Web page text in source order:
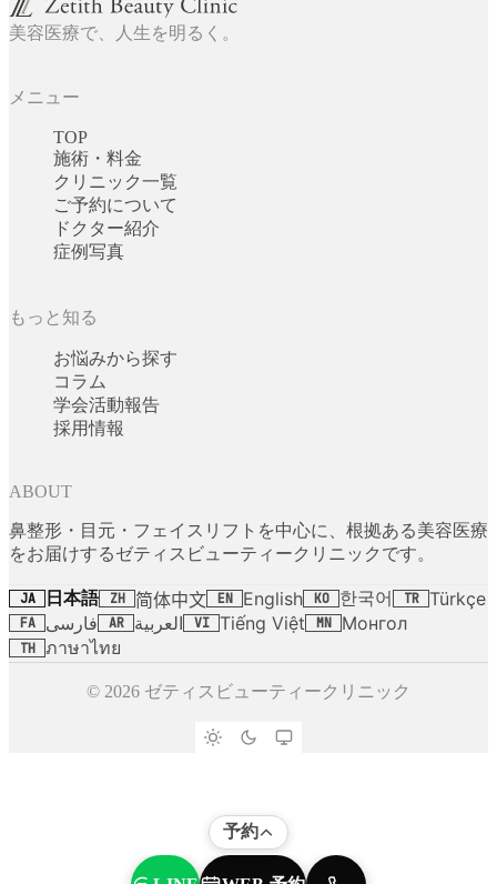
美容医療で、人生を明るく。
メニュー
TOP
施術・料金
クリニック一覧
ご予約について
ドクター紹介
症例写真
もっと知る
お悩みから探す
コラム
学会活動報告
採用情報
ABOUT
鼻整形・目元・フェイスリフトを中心に、根拠ある美容医療
をお届けするゼティスビューティークリニックです。
JA 日本語 ZH 简体中文 EN English KO 한국어 TR Türkçe
FA فارسی AR العربية VI Tiếng Việt MN Монгол
TH ภาษาไทย
© 2026 ゼティスビューティークリニック
予約